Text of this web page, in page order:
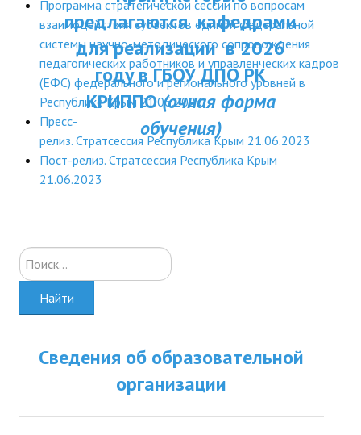
ДПО
Профессиональная переподготовка
Повышение квалификации
КОНТАКТЫ
ДПП ПК:
Актуальное
занятий
предлагаются кафедрами
для реализации в 2026
году в ГБОУ ДПО РК
КРИППО(очная форма
обучения)
Программа стратегической сессии по вопросам
взаимодействия субъектов единой федеральной
системы научно-методического сопровождения
педагогических работников и управленческих кадров
(ЕФС) федерального и регионального уровней в
Республике Крым 21.06.2023
Пресс-
релиз. Стратсессия Республика Крым 21.06.2023
Пост-релиз. Стратсессия Республика Крым
21.06.2023
Искать...
Найти
Сведения об образовательной
организации